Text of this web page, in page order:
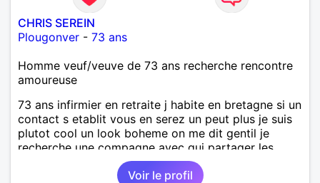
CHRIS SEREIN
Plougonver - 73 ans
Homme veuf/veuve de 73 ans recherche rencontre
amoureuse
73 ans infirmier en retraite j habite en bretagne si un
contact s etablit vous en serez un peut plus je suis
plutot cool un look boheme on me dit gentil je
recherche une compagne avec qui partager les
choses simple de la vie je suis sociable souvent a l
Voir le profil